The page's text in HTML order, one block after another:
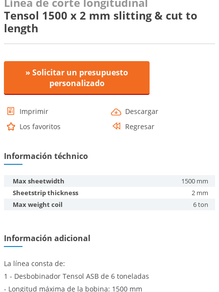
Tensol 1500 x 2 mm slitting & cut to
length
» Solicitar un presupuesto
personalizado
Imprimir
Descargar
Los favoritos
Regresar
Información téchnico
Max sheetwidth
1500 mm
Sheetstrip thickness
2 mm
Max weight coil
6 ton
Información adicional
La línea consta de:
1 - Desbobinador Tensol ASB de 6 toneladas
- Longitud máxima de la bobina: 1500 mm